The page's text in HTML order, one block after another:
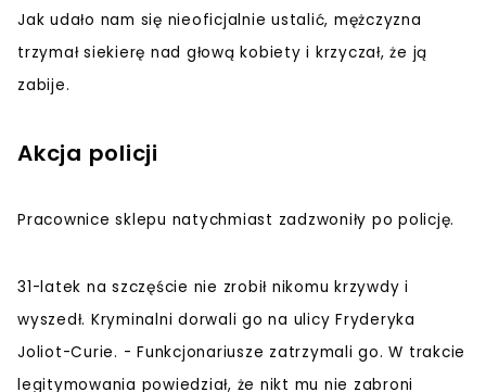
Jak udało nam się nieoficjalnie ustalić, mężczyzna
trzymał siekierę nad głową kobiety i krzyczał, że ją
zabije.
Akcja policji
Pracownice sklepu natychmiast zadzwoniły po policję.
31-latek na szczęście nie zrobił nikomu krzywdy i
wyszedł. Kryminalni dorwali go na ulicy Fryderyka
Joliot-Curie. - Funkcjonariusze zatrzymali go. W trakcie
legitymowania powiedział, że nikt mu nie zabroni